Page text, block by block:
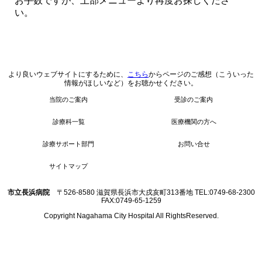
い。
より良いウェブサイトにするために、 こちらからページのご感想（こういった
情報がほしいなど）をお聴かせください。
当院のご案内 受診のご案内
診療科一覧 医療機関の方へ
診療サポート部門 お問い合せ
サイトマップ
市立長浜病院
〒526-8580 滋賀県長浜市大戌亥町313番地 TEL:0749-68-2300
FAX:0749-65-1259
Copyright Nagahama City Hospital All RightsReserved.